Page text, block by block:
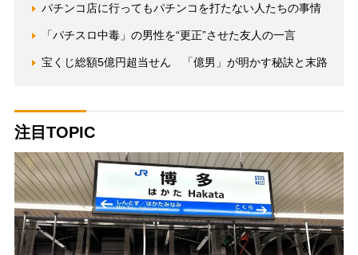
パチンコ店に行ってもパチンコを打たない人たちの事情
「パチスロ中毒」の男性を“更正”させた友人の一言
宝くじ総額5億円超当せん 「億男」が明かす秘訣と末路
注目TOPIC